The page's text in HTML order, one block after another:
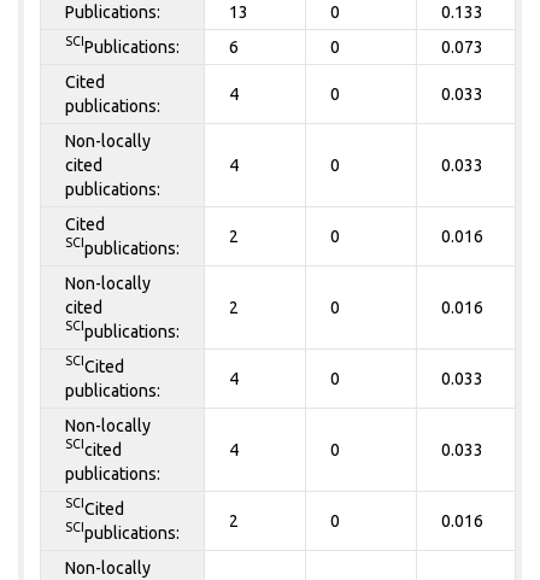
Publications: 13 0 0.133
SCI Publications: 6 0 0.073
Cited
publications:
4 0 0.033
Non-locally
cited
publications:
4 0 0.033
Cited
SCI publications:
2 0 0.016
Non-locally
cited
SCI publications:
2 0 0.016
SCI Cited
publications:
4 0 0.033
Non-locally
SCI cited
publications:
4 0 0.033
SCI Cited
SCI publications:
2 0 0.016
Non-locally